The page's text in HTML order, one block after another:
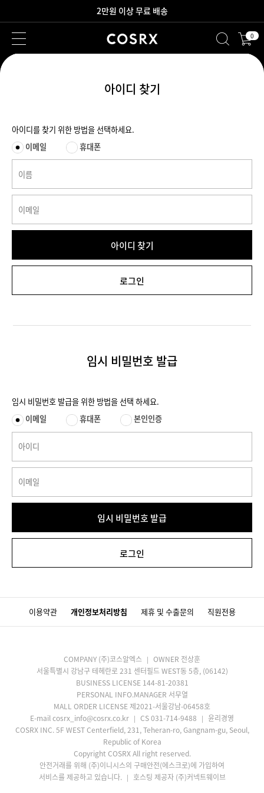
2만원 이상 무료 배송
새로워진 회원 혜택을 만나보세요! 0
아이디 찾기
아이디를 찾기 위한 방법을 선택하세요.
이메일
휴대폰
아이디 찾기
로그인
임시 비밀번호 발급
임시 비밀번호 발급을 위한 방법을 선택 하세요.
이메일
휴대폰 본인인증
임시 비밀번호 발급
로그인
이용약관 개인정보처리방침 제휴 및 수출문의 직원전용
COMPANY (주)코스알엑스
OWNER 전상훈
서울특별시 강남구 테헤란로 231 센터필드 WEST동 5층, (06142)
BUSINESS LICENSE 144-81-20381
PERSONAL INFO.MANAGER 서무열
MALL ORDER LICENSE 제2021-서울강남-06458호
E-mail cosrx_info@cosrx.co.kr
CS 031-714-9488
윤리경영
COSRX INC. 5F WEST Centerfield, 231, Teheran-ro, Gangnam-gu, Seoul,
Republic of Korea
Copyright COSRX All right reserved.
안전거래를 위해 (주)이니시스의 구매안전(에스크로)에 가입하여
서비스를 제공하고 있습니다.
호스팅 제공자 (주)커넥트웨이브